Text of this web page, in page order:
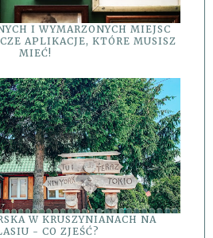
I WYMARZONYCH MIEJSC
APLIKACJE, KTÓRE MUSISZ
MIEĆ!
W KRUSZYNIANACH NA
- CO ZJEŚĆ?